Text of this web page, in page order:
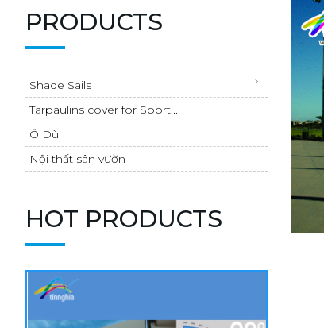
PRODUCTS
Shade Sails
Tarpaulins cover for Sport...
Ô Dù
Nội thất sân vườn
HOT PRODUCTS